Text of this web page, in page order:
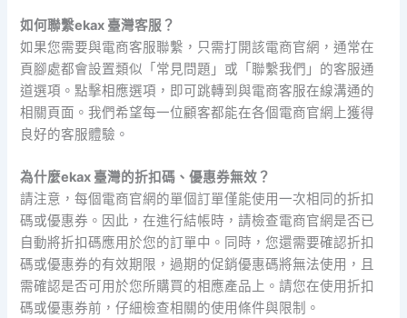
如何聯繫ekax 臺灣客服？
如果您需要與電商客服聯繫，只需打開該電商官網，通常在
頁腳處都會設置類似「常見問題」或「聯繫我們」的客服通
道選項。點擊相應選項，即可跳轉到與電商客服在線溝通的
相關頁面。我們希望每一位顧客都能在各個電商官網上獲得
良好的客服體驗。
為什麼ekax 臺灣的折扣碼、優惠券無效？
請注意，每個電商官網的單個訂單僅能使用一次相同的折扣
碼或優惠券。因此，在進行結帳時，請檢查電商官網是否已
自動將折扣碼應用於您的訂單中。同時，您還需要確認折扣
碼或優惠券的有效期限，過期的促銷優惠碼將無法使用，且
需確認是否可用於您所購買的相應產品上。請您在使用折扣
碼或優惠券前，仔細檢查相關的使用條件與限制。